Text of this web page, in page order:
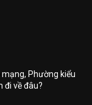
Phường kiểu
đi về đâu?